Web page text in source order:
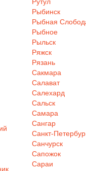
Рыбинск
Рыбная
Рыбное
Рыльск
Ряжск
Рязань
Сакмара
Салават
Салехард
Сальск
Самара
Сангар
Санкт-
Санчурск
Сапожок
Сараи